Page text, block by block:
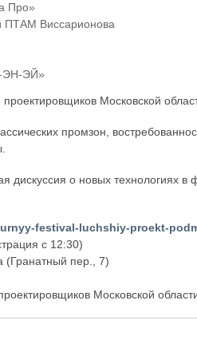
Про»
ПТАМ Виссарионова
ЭН-ЭЙ»
Московской
промзон,
дискуссия о новых технологиях
festival-luchshiy-proekt-
с 12:30)
(Гранатный пер., 7)
Московской